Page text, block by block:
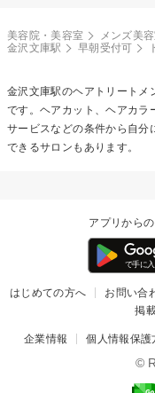
美容院・美容室 メンズ美
金沢文庫駅
早朝受付可
金沢文庫駅のヘアトリートメ
です。ヘアカット、ヘアカラ
サービスなどの条件から自分
できるサロンもあります。
アプリから
はじめての方へ お問い合
掲
企業情報 個人情報保護
©